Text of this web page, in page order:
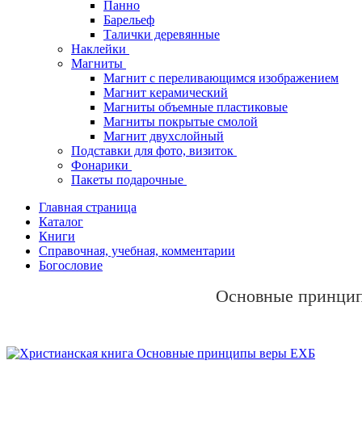
Панно
Барельеф
Талички деревянные
Наклейки
Магниты
Магнит с переливающимся изображением
Магнит керамический
Магниты объемные пластиковые
Магниты покрытые смолой
Магнит двухслойный
Подставки для фото, визиток
Фонарики
Пакеты подарочные
Главная страница
Каталог
Книги
Справочная, учебная, комментарии
Богословие
Основные